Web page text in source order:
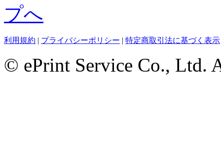
利用規約 | プライバシーポリシー | 特定商取引法に基づく表示
© ePrint Service Co., Ltd.